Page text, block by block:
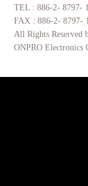
TEL : 886-2- 8797-
FAX : 886-2- 8797-
All Rights Reserved
ONPRO Electronics